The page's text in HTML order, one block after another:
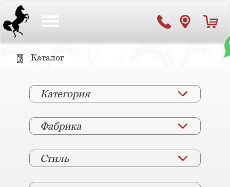
Каталог
Категория
Фабрика
Стиль